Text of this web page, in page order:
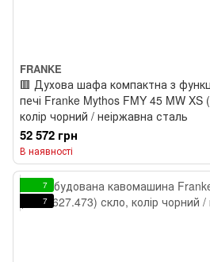
FRANKE
🟥 Духова шафа компактна з
печі Franke Mythos FMY 45 MW XS
колір чорний / неіржавна сталь
52 572 грн
В наявності
7
7